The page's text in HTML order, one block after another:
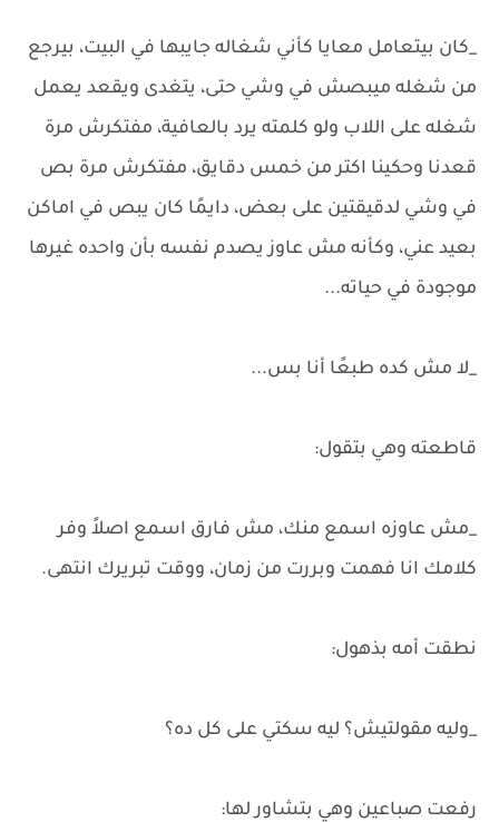
_كان بيتعامل معايا كأني شغاله جايبها في البيت، بيرجع
من شغله ميبصش في وشي حتى، يتغدى ويقعد يعمل
شغله على اللاب ولو كلمته يرد بالعافية، مفتكرش مرة
قعدنا وحكينا اكتر من خمس دقايق، مفتكرش مرة بص
في وشي لدقيقتين على بعض، دايمًا كان يبص في اماكن
بعيد عني، وكأنه مش عاوز يصدم نفسه بأن واحده غيرها
موجودة في حياته...
_لا مش كده طبعًا أنا بس...
قاطعته وهي بتقول:
_مش عاوزه اسمع منك، مش فارق اسمع اصلاً وفر
كلامك انا فهمت وبررت من زمان، ووقت تبريرك انتهى.
نطقت أمه بذهول:
_وليه مقولتيش؟ ليه سكتي على كل ده؟
رفعت صباعين وهي بتشاور لها: